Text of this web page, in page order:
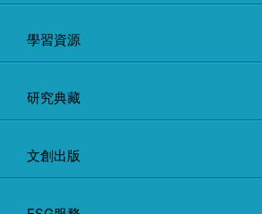
學習資源
研究典藏
文創出版